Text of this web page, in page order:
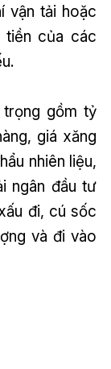
vận tải hoặc
tiền của các
gồm tỷ
giá xăng
nhiên liệu,
ngân đầu tư
đi, cú sốc
và đi vào